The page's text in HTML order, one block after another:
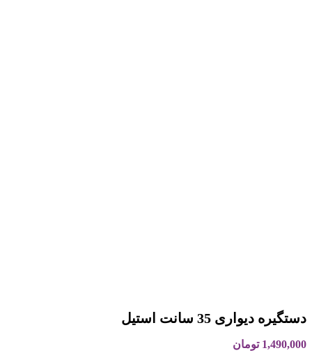
دستگیره دیواری 35 سانت استیل
1,490,000 تومان